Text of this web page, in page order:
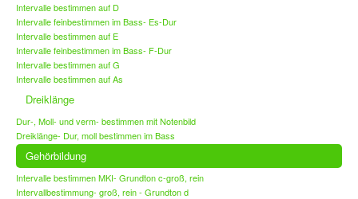
Intervalle bestimmen auf D
Intervalle feinbestimmen im Bass- Es-Dur
Intervalle bestimmen auf E
Intervalle feinbestimmen im Bass- F-Dur
Intervalle bestimmen auf G
Intervalle bestimmen auf As
Dreiklänge
Dur-, Moll- und verm- bestimmen mit Notenbild
Dreiklänge- Dur, moll bestimmen im Bass
Gehörbildung
Intervalle bestimmen MKI- Grundton c-groß, rein
Intervallbestimmung- groß, rein - Grundton d